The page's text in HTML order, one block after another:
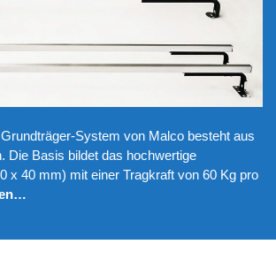
System von Malco besteht aus
Die Basis bildet das hochwertige
x 40 mm) mit einer Tragkraft von 60 Kg pro